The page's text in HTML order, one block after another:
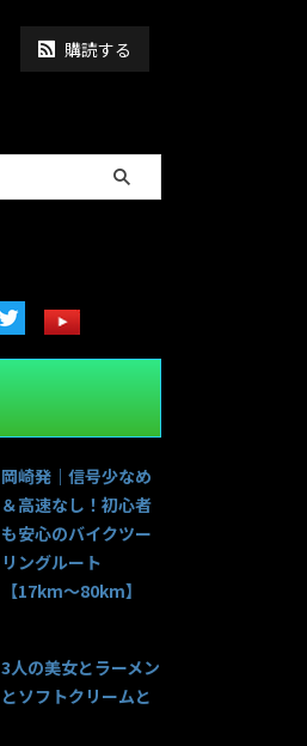
購読する
岡崎発｜信号少なめ
＆高速なし！初心者
も安心のバイクツー
リングルート
【17km〜80km】
3人の美女とラーメン
とソフトクリームと